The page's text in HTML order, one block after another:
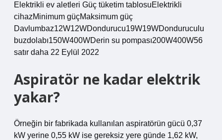
Elektrikli ev aletleri Güç tüketim tablosuElektrikli
cihazMinimum güçMaksimum güç
Davlumbaz12W12WDondurucu19W19WDonduruculu
buzdolabı150W400WDerin su pompası200W400W56
satır daha 22 Eylül 2022
Aspiratör ne kadar elektrik
yakar?
Örneğin bir fabrikada kullanılan aspiratörün gücü 0,37
kW yerine 0,55 kW ise gereksiz yere günde 1,62 kW,